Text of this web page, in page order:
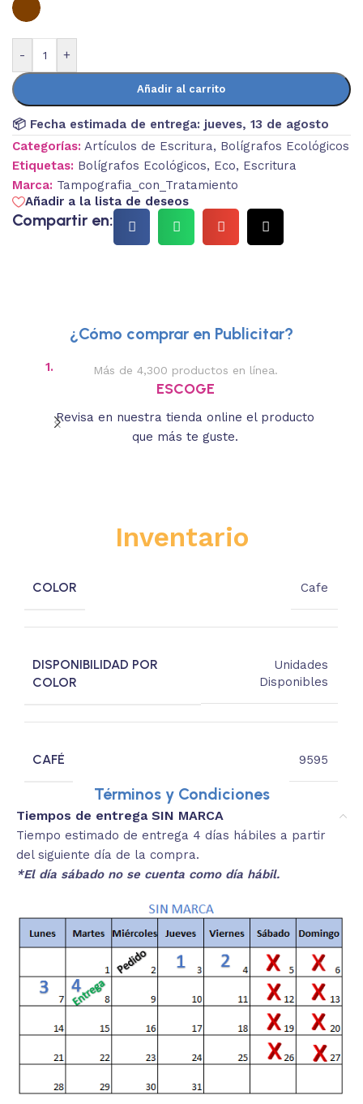
- +
Añadir al carrito
📦 Fecha estimada de entrega: jueves, 13 de agosto
Categorías: Artículos de Escritura, Bolígrafos Ecológicos
Etiquetas: Bolígrafos Ecológicos, Eco, Escritura
Marca: Tampografia_con_Tratamiento
Añadir a la lista de deseos
Compartir en:
¿Cómo comprar en Publicitar?
1. Más de 4,300 productos en línea.
ESCOGE
Revisa en nuestra tienda online el producto
que más te guste.
Inventario
COLOR Cafe
DISPONIBILIDAD POR
COLOR
Unidades
Disponibles
CAFÉ 9595
Términos y Condiciones
Tiempos de entrega SIN MARCA
Tiempo estimado de entrega 4 días hábiles a partir
del siguiente día de la compra.
*El día sábado no se cuenta como día hábil.